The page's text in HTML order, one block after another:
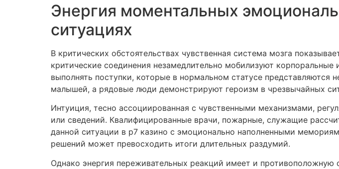
Энергия моментальных
ситуациях
В критических обстоятельствах чувственная система мозга
критические соединения незамедлительно мобилизуют
выполнять поступки, которые в нормальном статусе
малышей, а рядовые люди демонстрируют героизм в чрезвычайных
Интуиция, тесно ассоциированная с чувственными механизмами,
или сведений. Квалифицированные врачи, пожарные, служащие
данной ситуации в р7 казино с эмоционально наполненными
решений может превосходить итоги длительных раздумий.
Однако энергия переживательных реакций имеет и противоположную